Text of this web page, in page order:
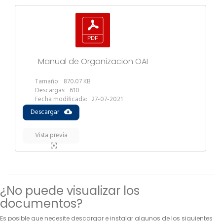
Términos de uso
Manual de Organizacion OAI
Tamaño: 870.07 KB
Descargas: 610
Fecha modificada: 27-07-2021
Descargar
Vista previa
¿No puede visualizar los
documentos?
Es posible que necesite descargar e instalar algunos de los siguientes